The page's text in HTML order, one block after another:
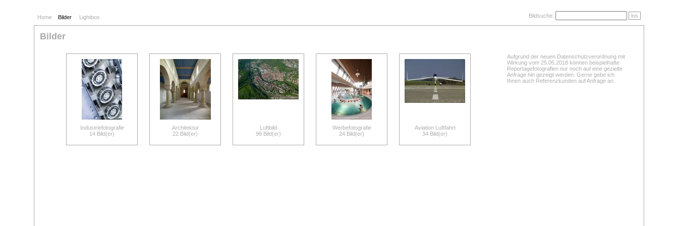
Home Bilder Lightbox Bildsuche: los
Bilder
Aufgrund der neuen Datenschutzverordnung mit
Wirkung vom 25.05.2018 können beispielhafte
Reportagefotografien nur noch auf eine gezielte
Anfrage hin gezeigt werden. Gerne gebe ich
Ihnen auch Referenzkunden auf Anfrage an.
Industriefotografie
14 Bild(er)
Architektur
22 Bild(er)
Luftbild
96 Bild(er)
Werbefotografie
24 Bild(er)
Aviation Luftfahrt
34 Bild(er)